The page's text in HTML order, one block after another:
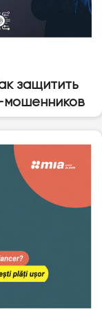
защитить
мошенников